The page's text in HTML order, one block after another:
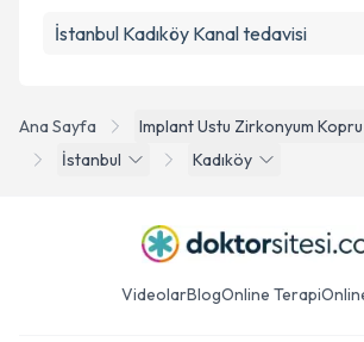
Ana Sayfa
Implant Ustu Zirkonyum Kopru
İstanbul
Kadıköy
İstanbul Kadıköy Kanal tedavisi
VideolarBlogOnline Terapi